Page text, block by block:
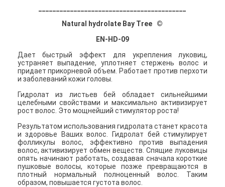
Natural hydrolate Bay Tree ©
EN-HD-09
Дает быстрый эффект для укрепления луковиц,
устраняет выпадение, уплотняет стержень волос и
придает прикорневой объем. Работает против перхоти
и заболеваний кожи головы.
Гидролат из листьев бей обладает сильнейшими
целебными свойствами и максимально активизирует
рост волос. Это мощнейший стимулятор роста!
Результатом использования гидролата станет красота
и здоровье Ваших волос. Гидролат бей стимулирует
фолликулы волос, эффективно против выпадения
волос, активизирует обмен веществ. Спящие луковицы
опять начинают работать, создавая сначала короткие
пушковые волосы, которые позже превращаются в
плотный нормальный полноценный волос. Таким
образом, повышается густота волос.